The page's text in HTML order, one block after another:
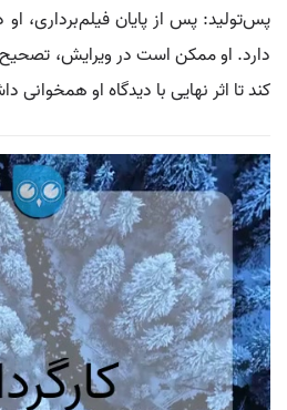
پس‌تولید: پس از پایان فیلم‌برداری،
دارد. او ممکن است در ویرایش،
کند تا اثر نهایی با دیدگاه او همخوانی